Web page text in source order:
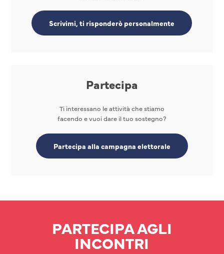
Scrivimi, ti risponderò personalmente
Partecipa
Ti interessano le attività che stiamo
facendo e vuoi dare il tuo sostegno?
Partecipa alla campagna elettorale
PARTECIPA AGLI
INCONTRI